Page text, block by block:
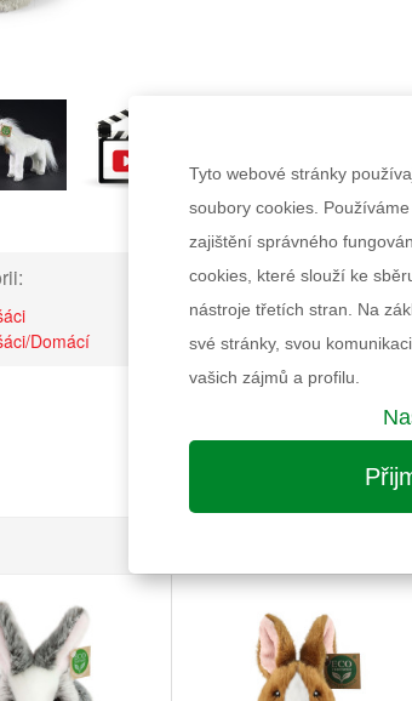
Domácí
Tyto webové stránky
soubory cookies.
zajištění správného
cookies, které slouží ke
nástroje třetích stran. Na
své stránky, svou
vašich zájmů a profilu.